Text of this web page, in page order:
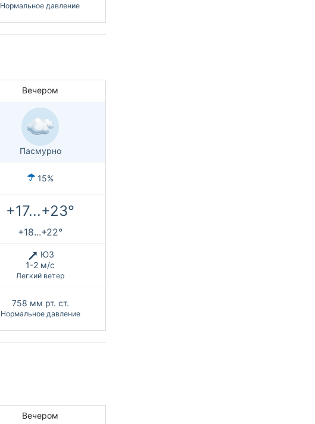
Нормальное давление
Вечером
Пасмурно
15%
+17...+23°
+18...+22°
ЮЗ
1-2 м/с
Легкий ветер
758 мм рт. ст.
Нормальное давление
Вечером